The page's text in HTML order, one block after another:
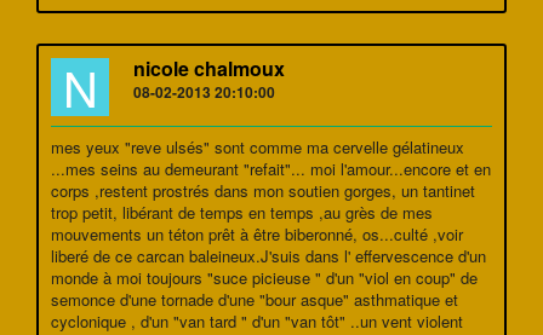
N nicole chalmoux
08-02-2013 20:10:00
mes yeux "reve ulsés" sont comme ma cervelle gélatineux
...mes seins au demeurant "refait"... moi l'amour...encore et en
corps ,restent prostrés dans mon soutien gorges, un tantinet
trop petit, libérant de temps en temps ,au grès de mes
mouvements un téton prêt à être biberonné, os...culté ,voir
liberé de ce carcan baleineux.J'suis dans l' effervescence d'un
monde à moi toujours "suce picieuse " d'un "viol en coup" de
semonce d'une tornade d'une "bour asque" asthmatique et
cyclonique , d'un "van tard " d'un "van tôt" ..un vent violent